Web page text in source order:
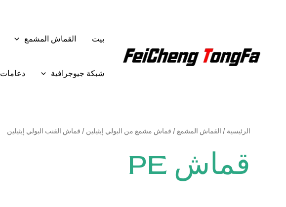
بيت القماش المشمع
شبكة جيوجرافية دعامات
الرئيسية / القماش المشمع / قماش مشمع من البولي إيثيلين / قماش القنب البولي إيثيلين
قماش PE